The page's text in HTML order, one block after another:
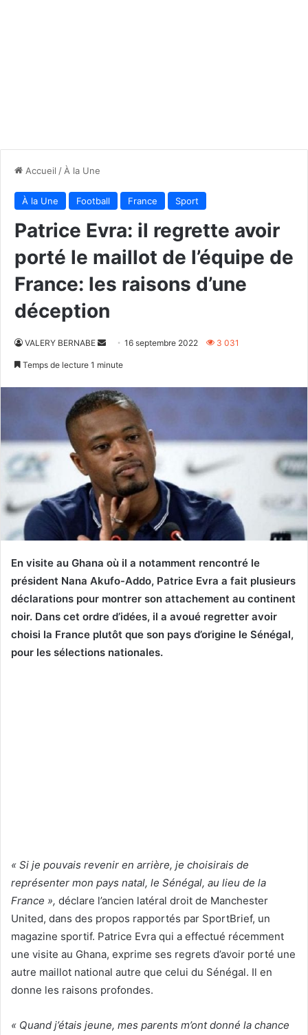
Accueil / À la Une
À la Une Football France Sport
Patrice Evra: il regrette avoir
porté le maillot de l’équipe de
France: les raisons d’une
déception
VALERY BERNABE
Envoyer16 septembre 2022 3 031
Temps de lecture 1 minute
En visite au Ghana où il a notamment rencontré le
président Nana Akufo-Addo, Patrice Evra a fait plusieurs
déclarations pour montrer son attachement au continent
noir. Dans cet ordre d’idées, il a avoué regretter avoir
choisi la France plutôt que son pays d’origine le Sénégal,
pour les sélections nationales.
« Si je pouvais revenir en arrière, je choisirais de
représenter mon pays natal, le Sénégal, au lieu de la
France », déclare l’ancien latéral droit de Manchester
United, dans des propos rapportés par SportBrief, un
magazine sportif. Patrice Evra qui a effectué récemment
une visite au Ghana, exprime ses regrets d’avoir porté une
autre maillot national autre que celui du Sénégal. Il en
donne les raisons profondes.
« Quand j’étais jeune, mes parents m’ont donné la chance